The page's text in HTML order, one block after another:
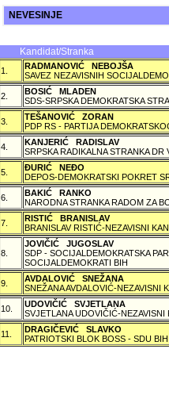
NEVESINJE
Kandidat/Stranka
1.
RADMANOVIĆ NEBOJŠA
SAVEZ NEZAVISNIH
2.
BOSIĆ MLADEN
SDS-SRPSKA DEMOKRATSKA
3.
TEŠANOVIĆ ZORAN
PDP RS - PARTIJA
4.
KANJERIĆ RADISLAV
SRPSKA RADIKALNA STRANKA
5.
ÐURIĆ NEÐO
DEPOS-DEMOKRATSKI POKRET
6.
BAKIĆ RANKO
NARODNA STRANKA RADOM ZA
7.
RISTIĆ BRANISLAV
BRANISLAV RISTIĆ-NEZAVISNI
8.
JOVIČIĆ JUGOSLAV
SDP - SOCIJALDEMOKRATSKA
SOCIJALDEMOKRATI BIH
9.
AVDALOVIĆ SNEŽANA
SNEŽANA AVDALOVIĆ-NEZAVISNI
10.
UDOVIČIĆ SVJETLANA
SVJETLANA UDOVIČIĆ-NEZAVISNI
11.
DRAGIČEVIĆ SLAVKO
PATRIOTSKI BLOK BOSS - SDU BIH